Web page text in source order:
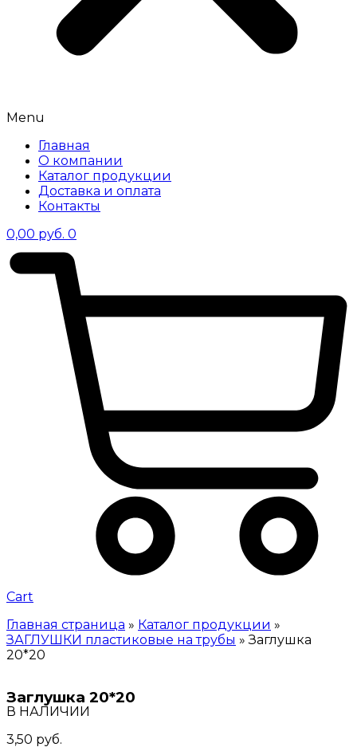
Menu
Главная
О компании
Каталог продукции
Доставка и оплата
Контакты
0,00 руб. 0
Cart
Главная страница » Каталог продукции »
ЗАГЛУШКИ пластиковые на трубы »Заглушка
20*20
Заглушка 20*20
В НАЛИЧИИ
3,50 руб.